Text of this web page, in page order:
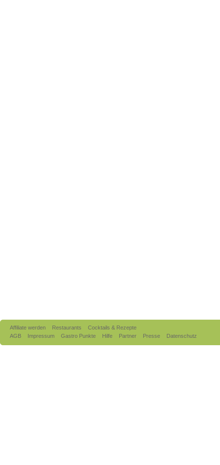
Affiliate werden Restaurants
Cocktails & Rezepte
AGB
Impressum Gastro Punkte Hilfe Partner Presse Datenschutz